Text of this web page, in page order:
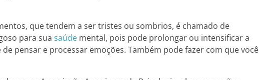
que tendem a ser tristes ou sombrios, é chamado de
para sua saúde mental, pois pode prolongar ou intensificar a
pensar e processar emoções. Também pode fazer com que você